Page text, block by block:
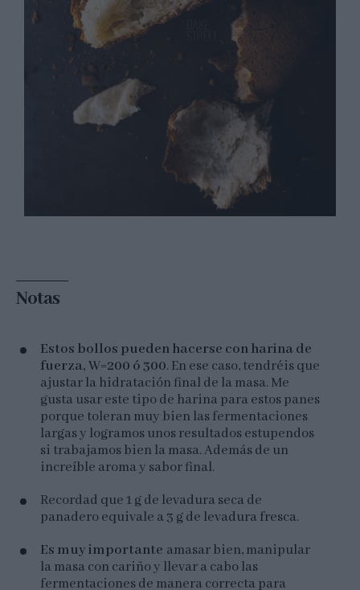
Notas
Estos bollos pueden hacerse con harina de
fuerza, W=200 ó 300. En ese caso, tendréis que
ajustar la hidratación final de la masa. Me
gusta usar este tipo de harina para estos panes
porque toleran muy bien las fermentaciones
largas y logramos unos resultados estupendos
si trabajamos bien la masa. Además de un
increíble aroma y sabor final.
Recordad que 1 g de levadura seca de
panadero equivale a 3 g de levadura fresca.
Es muy importante amasar bien, manipular
la masa con cariño y llevar a cabo las
fermentaciones de manera correcta para